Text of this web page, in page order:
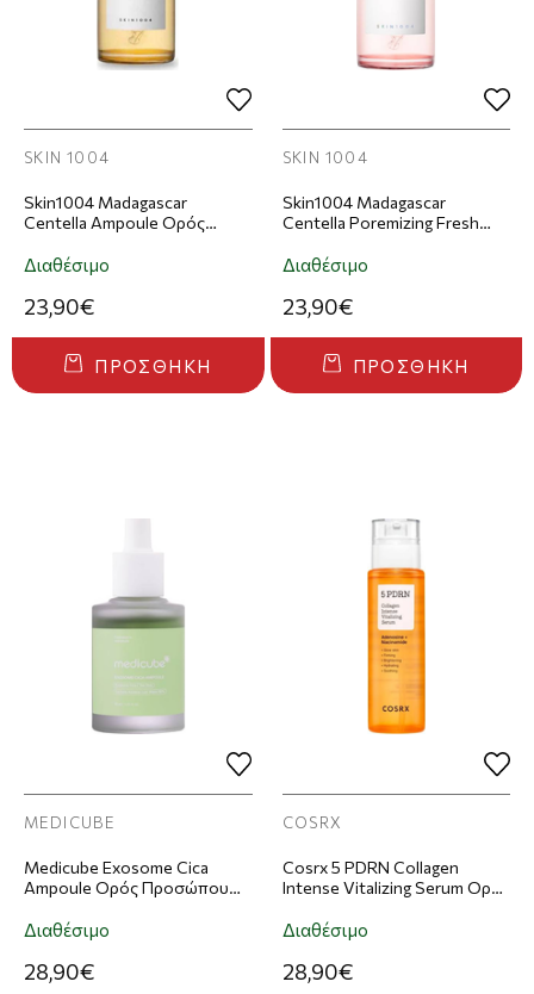
SKIN 1004
Skin1004 Madagascar
Centella Ampoule Ορός
Διαθέσιμο
23,90€
ΠΡΟΣΘΉΚΗ
SKIN 1004
Skin1004 Madagascar
Centella Poremizing Fresh
100ml
Διαθέσιμο
23,90€
ΠΡΟΣΘΉΚΗ
MEDICUBE
Medicube Exosome Cica
Ampoule Ορός Προσώπου
Διαθέσιμο
28,90€
COSRX
Cosrx 5 PDRN Collagen
Intense Vitalizing Serum Ορός
Διαθέσιμο
28,90€